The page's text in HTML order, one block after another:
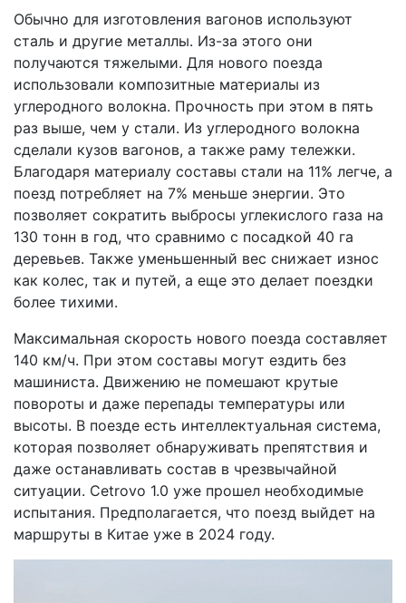
Обычно для изготовления вагонов используют
сталь и другие металлы. Из-за этого они
получаются тяжелыми. Для нового поезда
использовали композитные материалы из
углеродного волокна. Прочность при этом в пять
раз выше, чем у стали. Из углеродного волокна
сделали кузов вагонов, а также раму тележки.
Благодаря материалу составы стали на 11% легче, а
поезд потребляет на 7% меньше энергии. Это
позволяет сократить выбросы углекислого газа на
130 тонн в год, что сравнимо с посадкой 40 га
деревьев. Также уменьшенный вес снижает износ
как колес, так и путей, а еще это делает поездки
более тихими.
Максимальная скорость нового поезда составляет
140 км/ч. При этом составы могут ездить без
машиниста. Движению не помешают крутые
повороты и даже перепады температуры или
высоты. В поезде есть интеллектуальная система,
которая позволяет обнаруживать препятствия и
даже останавливать состав в чрезвычайной
ситуации. Cetrovo 1.0 уже прошел необходимые
испытания. Предполагается, что поезд выйдет на
маршруты в Китае уже в 2024 году.